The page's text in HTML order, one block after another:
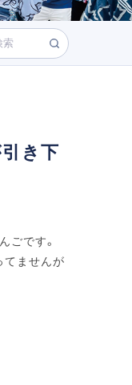
き下
ごです。
てませんが